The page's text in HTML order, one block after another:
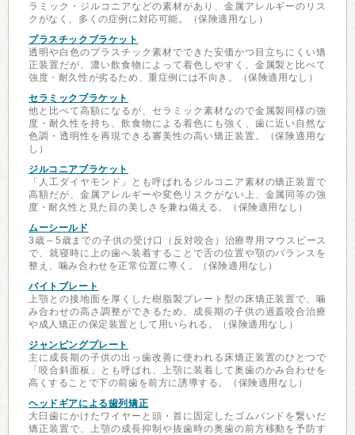
ラミック・ジルコニアなどの素材があり、金属アレルギーのリス
クがなく、多くの症例に対応可能。（保険適用なし）
プラスチックブラケット
透明や白色のプラスチック素材でできた安価かつ目立ちにくい矯
正装置だが、濃い飲食物によって着色しやすく、金属製と比べて
強度・耐久性が劣るため、重症例には不向き。（保険適用なし）
セラミックブラケット
他と比べて高額になるが、セラミック素材なので金属製同様の強
度・耐久性を持ち、飲食物による着色にも強く、歯に近い自然な
色調・透明性を再現できる審美性の高い矯正装置。（保険適用な
し）
ジルコニアブラケット
「人工ダイヤモンド」とも呼ばれるジルコニア素材の矯正装置で
高額だが、金属アレルギーや変色リスクがない上、金属同等の強
度・耐久性と見た目の美しさを兼ね備える。（保険適用なし）
ムーシールド
3歳～5歳までの子供の受け口（反対咬合）治療専用マウスピース
で、就寝時に上の歯へ装着することで舌の位置や顎のバランスを
整え、噛み合わせを正常位置に導く。（保険適用なし）
バイトプレート
上顎との接地面を厚くした樹脂製プレート型の床矯正装置で、噛
み合わせの高さ調整ができるため、成長期の子供の過蓋咬合治療
や成人矯正の保定装置として用いられる。（保険適用なし）
ジャンピングプレート
主に成長期の子供の出っ歯改善に使われる床矯正装置のひとつで
「咬合斜面板」とも呼ばれ、上顎に装着して奥歯のかみ合わせを
高くすることで下の前歯を前方に誘導する。（保険適用なし）
ヘッドギアによる歯列矯正
大臼歯にかけたワイヤーと頭・首に固定したゴムバンドを繋いだ
矯正装置で、上顎の成長抑制や抜歯時の奥歯の前方移動を予防す